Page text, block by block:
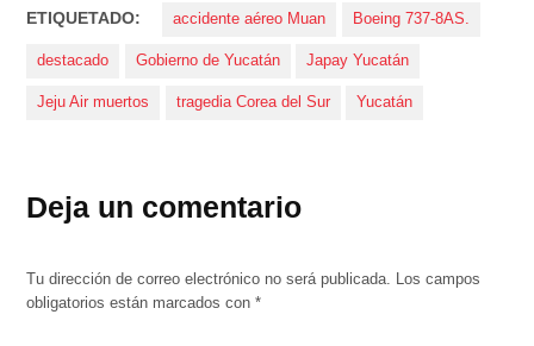
ETIQUETADO: accidente aéreo Muan Boeing 737-8AS.
destacado Gobierno de Yucatán Japay Yucatán
Jeju Air muertos tragedia Corea del Sur Yucatán
Deja un comentario
Tu dirección de correo electrónico no será publicada. Los campos
obligatorios están marcados con*